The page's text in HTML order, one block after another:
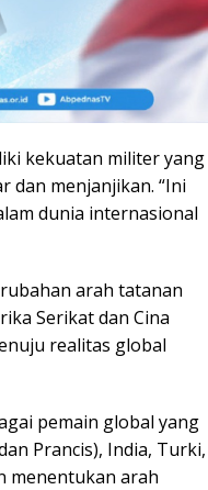
kekuatan militer yang
dan menjanjikan. “Ini
dunia internasional
arah tatanan
Serikat dan Cina
realitas global
pemain global yang
Prancis), India, Turki,
menentukan arah